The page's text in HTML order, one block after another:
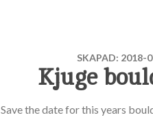
SKAPAD: 2018-
Kjuge
Save the date for this years